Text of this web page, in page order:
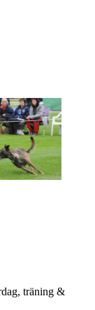
träning &